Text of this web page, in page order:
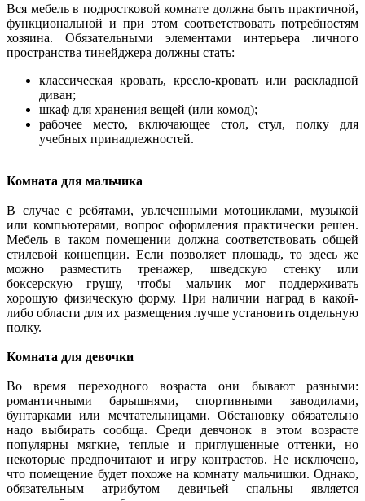
Вся мебель в подростковой комнате должна быть практичной,
функциональной и при этом соответствовать потребностям
хозяина. Обязательными элементами интерьера личного
пространства тинейджера должны стать:
классическая кровать, кресло-кровать или раскладной
диван;
шкаф для хранения вещей (или комод);
рабочее место, включающее стол, стул, полку для
учебных принадлежностей.
Комната для мальчика
В случае с ребятами, увлеченными мотоциклами, музыкой
или компьютерами, вопрос оформления практически решен.
Мебель в таком помещении должна соответствовать общей
стилевой концепции. Если позволяет площадь, то здесь же
можно разместить тренажер, шведскую стенку или
боксерскую грушу, чтобы мальчик мог поддерживать
хорошую физическую форму. При наличии наград в какой-
либо области для их размещения лучше установить отдельную
полку.
Комната для девочки
Во время переходного возраста они бывают разными:
романтичными барышнями, спортивными заводилами,
бунтарками или мечтательницами. Обстановку обязательно
надо выбирать сообща. Среди девчонок в этом возрасте
популярны мягкие, теплые и приглушенные оттенки, но
некоторые предпочитают и игру контрастов. Не исключено,
что помещение будет похоже на комнату мальчишки. Однако,
обязательным атрибутом девичьей спальны является